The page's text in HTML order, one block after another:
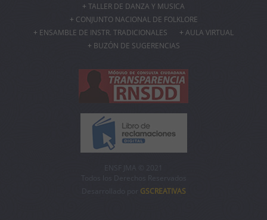
TALLER DE DANZA Y MUSICA
CONJUNTO NACIONAL DE FOLKLORE
ENSAMBLE DE INSTR. TRADICIONALES
AULA VIRTUAL
BUZÓN DE SUGERENCIAS
ENSF JMA © 2021
Todos los Derechos Reservados
Desarrollado por GSCREATIVAS